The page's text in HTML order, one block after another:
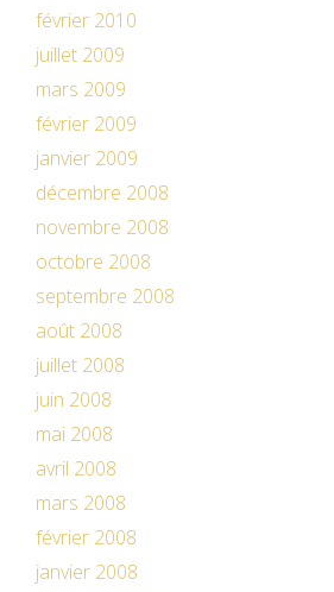
février 2010
juillet 2009
mars 2009
février 2009
janvier 2009
décembre 2008
novembre 2008
octobre 2008
septembre 2008
août 2008
juillet 2008
juin 2008
mai 2008
avril 2008
mars 2008
février 2008
janvier 2008